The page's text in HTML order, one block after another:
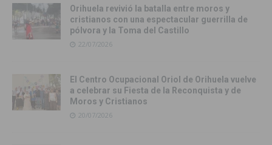
Orihuela revivió la batalla entre moros y
cristianos con una espectacular guerrilla de
pólvora y la Toma del Castillo
22/07/2026
El Centro Ocupacional Oriol de Orihuela vuelve
a celebrar su Fiesta de la Reconquista y de
Moros y Cristianos
20/07/2026